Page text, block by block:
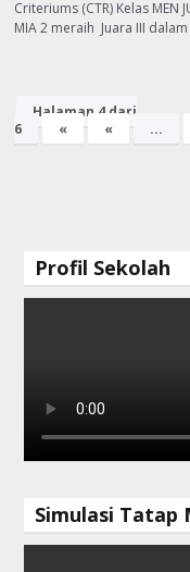
Criteriums (CTR) Kelas MEN
MIA 2 meraih Juara III
Halaman 4 dari
6
« « ...
Profil Sekolah
Simulasi Tatap